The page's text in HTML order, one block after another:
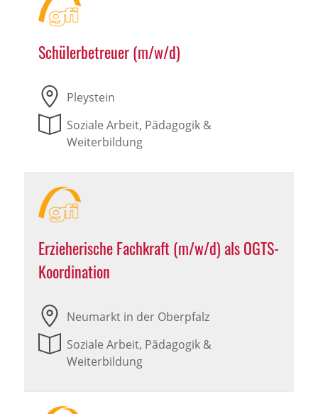
Schülerbetreuer (m/w/d)
Pleystein
Soziale Arbeit, Pädagogik &
Weiterbildung
Erzieherische Fachkraft (m/w/d) als OGTS-
Koordination
Neumarkt in der Oberpfalz
Soziale Arbeit, Pädagogik &
Weiterbildung